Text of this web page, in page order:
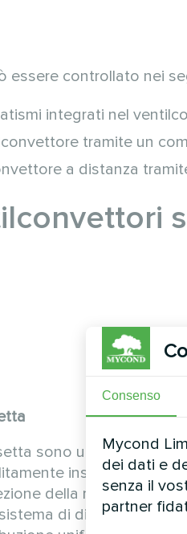
essere controllato nei
integrati nel
tramite un
a distanza
sono utilizzati
installati in un
della rosetta che
di distribuzione
Consenso
Mycond
dei dati e
senza il
partner